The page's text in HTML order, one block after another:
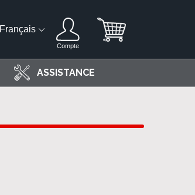
Français
Compte
ASSISTANCE